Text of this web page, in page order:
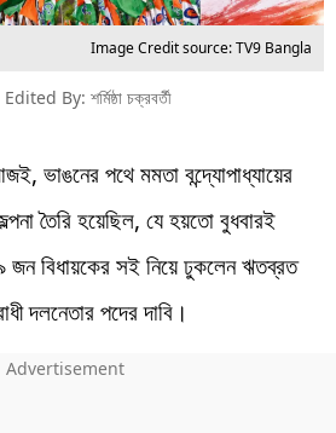
Image Credit source: TV9 Bangla
Edited By: শর্মিষ্ঠা চক্রবর্তী
ভাঙনের পথে মমতা বন্দ্যোপাধ্যায়ের
তৈরি হয়েছিল, যে হয়তো বুধবারই
বিধায়কের সই নিয়ে ঢুকলেন ঋতব্রত
দলনেতার পদের দাবি।